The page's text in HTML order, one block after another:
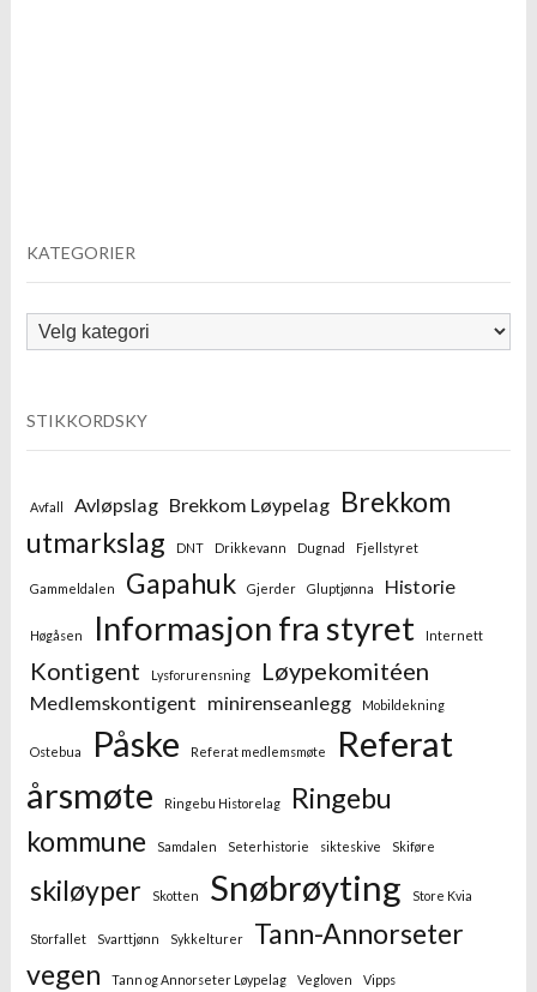
KATEGORIER
Kategorier
STIKKORDSKY
Avfall Avløpslag Brekkom Løypelag Brekkom
utmarkslag
DNT Drikkevann Dugnad Fjellstyret
Gammeldalen Gapahuk Gjerder Gluptjønna Historie
Høgåsen Informasjon fra styret Internett
Kontigent Lysforurensning Løypekomitéen
Medlemskontigent minirenseanlegg Mobildekning
Ostebua Påske Referat medlemsmøte
Referat
årsmøte
Ringebu Historelag
Ringebu
kommune
Samdalen Seterhistorie sikteskive Skiføre
skiløyper Skotten Snøbrøyting Store Kvia
Storfallet Svarttjønn Sykkelturer
Tann-Annorseter
vegen
Tann og Annorseter Løypelag Vegloven Vipps